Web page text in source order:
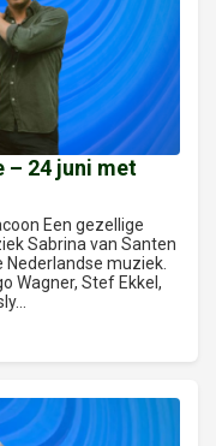
– 24 juni met
Een gezellige
Sabrina van Santen
muziek.
Wagner, Stef Ekkel,